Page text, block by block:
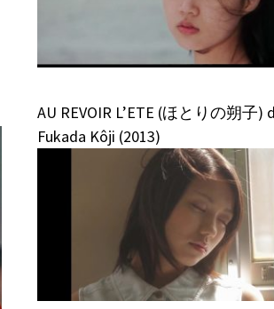
AU REVOIR L’ETE (ほとりの朔子)
Fukada Kôji (2013)